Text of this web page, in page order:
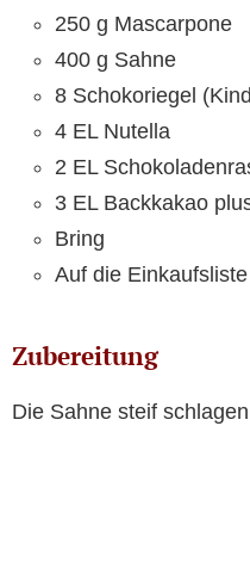
250 g Mascarpone
400 g Sahne
8 Schokoriegel
4 EL Nutella
2 EL
3 EL Backkakao
Bring
Auf die
Zubereitung
Die Sahne steif